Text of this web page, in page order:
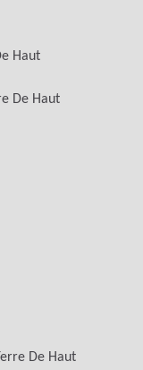
Haut
De Haut
De Haut